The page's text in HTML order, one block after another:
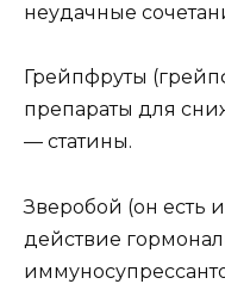
неудачные
Грейпфруты
препараты для
— статины.
Зверобой (он есть
действие